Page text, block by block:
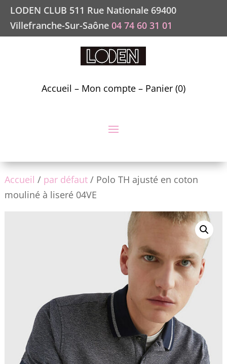
LODEN CLUB 511 Rue Nationale 69400
Villefranche-Sur-Saône 04 74 60 31 01
Accueil – Mon compte– Panier (0)
Accueil / par défaut/ Polo TH ajusté en coton
mouliné à liseré 04VE